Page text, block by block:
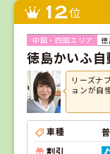
12位
徳
徳島かいふ
リーズナ
ョンが自
車種
割引